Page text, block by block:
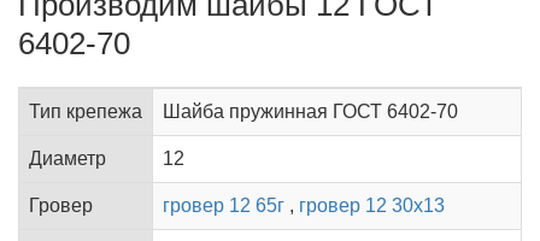
6402-70
Тип крепежа Шайба пружинная ГОСТ 6402-70
Диаметр 12
Гровер гровер 12 65г , гровер 12 30х13